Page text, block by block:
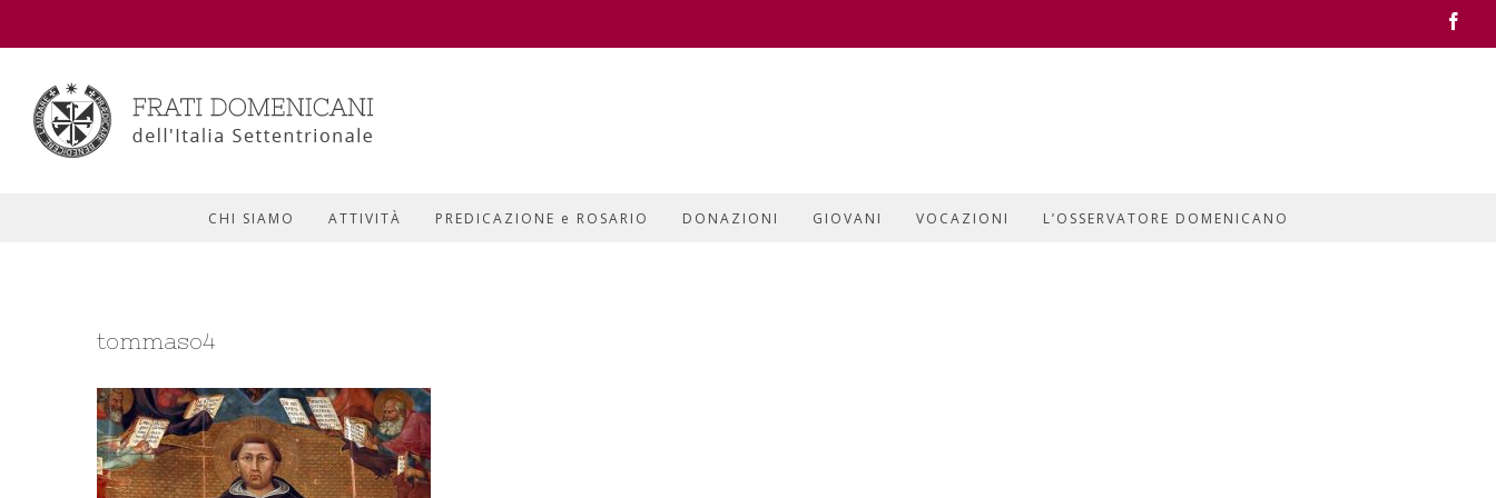
CHI SIAMO ATTIVITÀ PREDICAZIONE e ROSARIO DONAZIONI GIOVANI VOCAZIONI L’OSSERVATORE DOMENICANO
tommaso4